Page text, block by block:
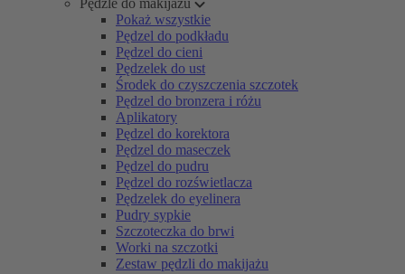
Pędzle do makijażu
Pokaż wszystkie
Pędzel do podkładu
Pędzel do cieni
Pędzelek do ust
Środek do czyszczenia szczotek
Pędzel do bronzera i różu
Aplikatory
Pędzel do korektora
Pędzel do maseczek
Pędzel do pudru
Pędzel do rozświetlacza
Pędzelek do eyelinera
Pudry sypkie
Szczoteczka do brwi
Worki na szczotki
Zestaw pędzli do makijażu